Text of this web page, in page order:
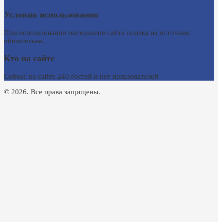
Условия использования
При использовании материалов сайта ссылка на источник
обязательна.
Кто на сайте
Сейчас на сайте 240 гостей и нет пользователей
© 2026. Все права защищены.